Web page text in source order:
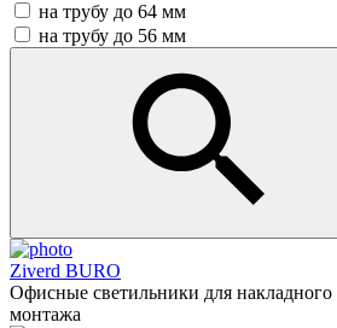
на трубу до 64 мм
на трубу до 56 мм
Ziverd BURO
Офисные светильники для накладного
монтажа